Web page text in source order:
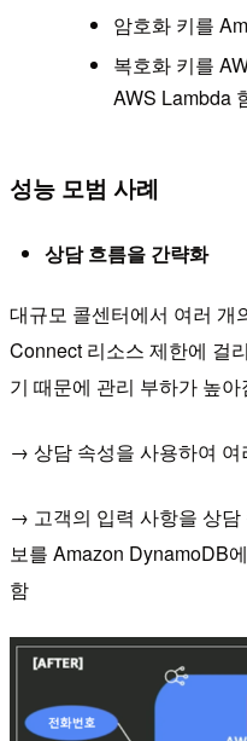
암호화 키를
복호화 키를
AWS Lambda
성능 모범 사례
상담 흐름을 간략화
대규모 콜센터에서 여러 개
Connect 리소스 제한에 걸
기 때문에 관리 부하가 높아
→ 상담 속성을 사용하여 여
→ 고객의 입력 사항을 상담
보를 Amazon DynamoDB
함